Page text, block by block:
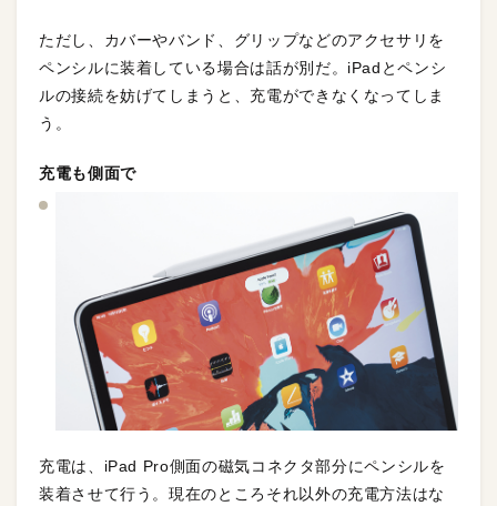
ただし、カバーやバンド、グリップなどのアクセサリを
ペンシルに装着している場合は話が別だ。iPadとペンシ
ルの接続を妨げてしまうと、充電ができなくなってしま
う。
充電も側面で
充電は、iPad Pro側面の磁気コネクタ部分にペンシルを
装着させて行う。現在のところそれ以外の充電方法はな